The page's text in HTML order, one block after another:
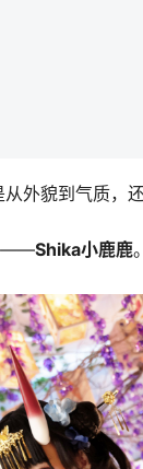
外貌到气质，
——Shika小鹿鹿